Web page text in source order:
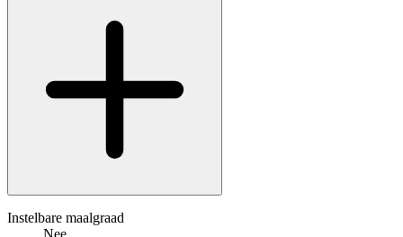
Instelbare maalgraad
Nee